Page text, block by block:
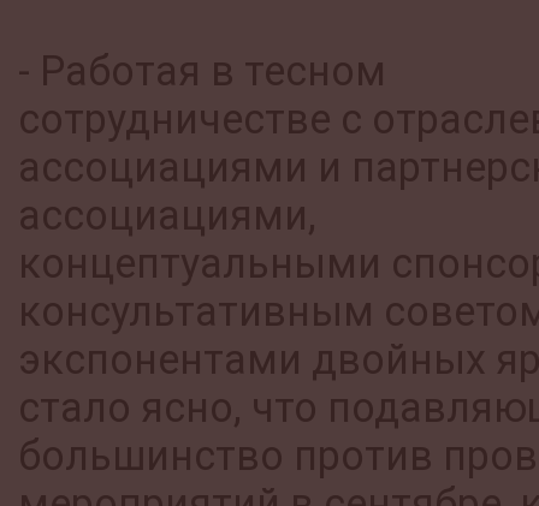
- Работая в тесном
сотрудничестве с
ассоциациями и
ассоциациями,
концептуальными
консультативным
экспонентами двойных
стало ясно, что
большинство против